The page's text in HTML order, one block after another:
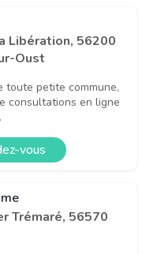
Libération, 56200
Oust
toute petite commune,
consultations en ligne
vous
Trémaré, 56570